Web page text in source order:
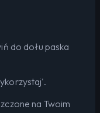
do dołu paska
na Twoim